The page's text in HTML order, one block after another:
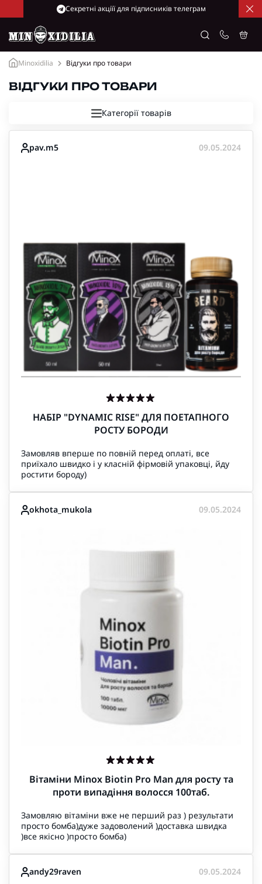
Cекретні акціїї для підписників телеграм
Minoxidilia Відгуки про товари
ВІДГУКИ ПРО ТОВАРИ
Категорії товарів
pav.m5 09.05.2024
НАБІР "DYNAMIC RISE" ДЛЯ ПОЕТАПНОГО
РОСТУ БОРОДИ
Замовляв вперше по повній перед оплаті, все
приїхало швидко і у класній фірмовій упаковці, йду
ростити бороду)
okhota_mukola 09.05.2024
Вітаміни Minox Biotin Pro Man для росту та
проти випадіння волосся 100таб.
Замовляю вітаміни вже не перший раз ) результати
просто бомба)дуже задоволений )доставка швидка
)все якісно )просто бомба)
andy29raven 09.05.2024